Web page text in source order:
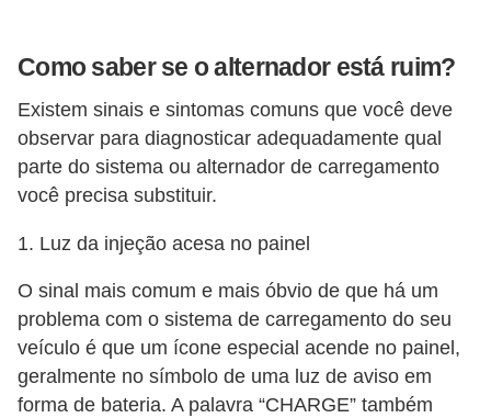
Como saber se o alternador está ruim?
Existem sinais e sintomas comuns que você deve
observar para diagnosticar adequadamente qual
parte do sistema ou alternador de carregamento
você precisa substituir.
1. Luz da injeção acesa no painel
O sinal mais comum e mais óbvio de que há um
problema com o sistema de carregamento do seu
veículo é que um ícone especial acende no painel,
geralmente no símbolo de uma luz de aviso em
forma de bateria. A palavra “CHARGE” também
t
e
r
o
t
í
c